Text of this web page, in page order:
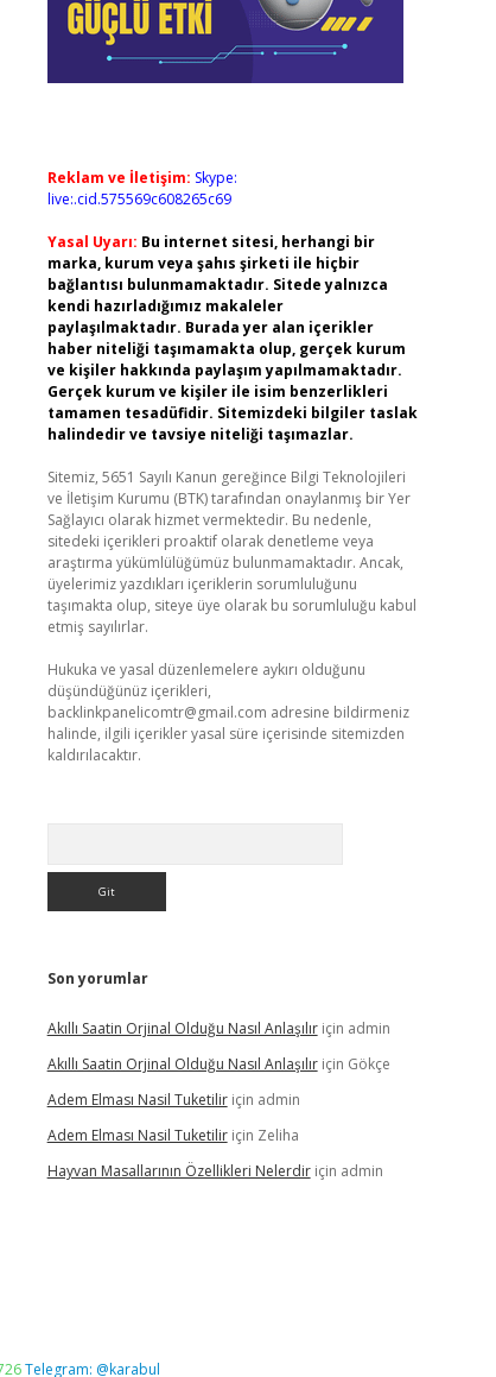
Reklam ve İletişim: Skype:
live:.cid.575569c608265c69
Yasal Uyarı: Bu internet sitesi, herhangi bir
marka, kurum veya şahıs şirketi ile hiçbir
bağlantısı bulunmamaktadır. Sitede yalnızca
kendi hazırladığımız makaleler
paylaşılmaktadır. Burada yer alan içerikler
haber niteliği taşımamakta olup, gerçek kurum
ve kişiler hakkında paylaşım yapılmamaktadır.
Gerçek kurum ve kişiler ile isim benzerlikleri
tamamen tesadüfidir. Sitemizdeki bilgiler taslak
halindedir ve tavsiye niteliği taşımazlar.
Sitemiz, 5651 Sayılı Kanun gereğince Bilgi Teknolojileri
ve İletişim Kurumu (BTK) tarafından onaylanmış bir Yer
Sağlayıcı olarak hizmet vermektedir. Bu nedenle,
sitedeki içerikleri proaktif olarak denetleme veya
araştırma yükümlülüğümüz bulunmamaktadır. Ancak,
üyelerimiz yazdıkları içeriklerin sorumluluğunu
taşımakta olup, siteye üye olarak bu sorumluluğu kabul
etmiş sayılırlar.
Hukuka ve yasal düzenlemelere aykırı olduğunu
düşündüğünüz içerikleri,
backlinkpanelicomtr@gmail.com adresine bildirmeniz
halinde, ilgili içerikler yasal süre içerisinde sitemizden
kaldırılacaktır.
Son yorumlar
Akıllı Saatin Orjinal Olduğu Nasıl Anlaşılıriçin admin
Akıllı Saatin Orjinal Olduğu Nasıl Anlaşılıriçin Gökçe
Adem Elması Nasil Tuketiliriçin admin
Adem Elması Nasil Tuketiliriçin Zeliha
Hayvan Masallarının Özellikleri Nelerdiriçin admin
Telegram: @karabul